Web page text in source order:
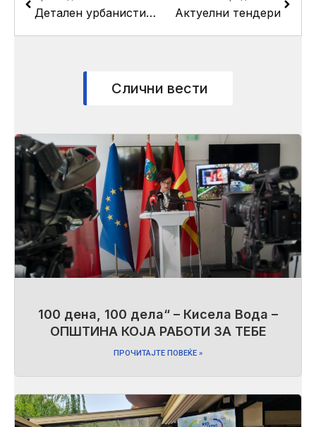
Детален урбанистички план за нас. 11-ти октомври МЗ – 65(тврда градба), блок 2, КО Кисела Вода 1 Актуелни тендери
Слични вести
100 дена, 100 дела“ – Кисела Вода –
ОПШТИНА КОЈА РАБОТИ ЗА ТЕБЕ
ПРОЧИТАЈТЕ ПОВЕЌЕ »